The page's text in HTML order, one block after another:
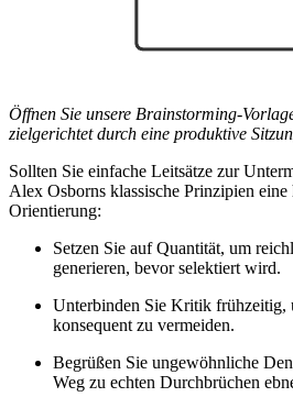
Öffnen Sie unsere Brainstorming-
zielgerichtet durch eine produktive
Sollten Sie einfache Leitsätze zur
Alex Osborns klassische Prinzipien eine
Orientierung:
Setzen Sie auf Quantität, um
generieren, bevor selektiert wird.
Unterbinden Sie Kritik frühzeitig,
konsequent zu vermeiden.
Begrüßen Sie ungewöhnliche
Weg zu echten Durchbrüchen